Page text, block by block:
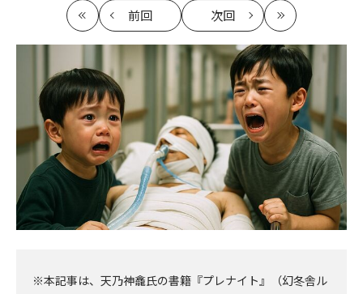
最
初
前回
記
次回
記
事
へ
最
新
※本記事は、天乃神龕氏の書籍『プレナイト』（幻冬舎ル